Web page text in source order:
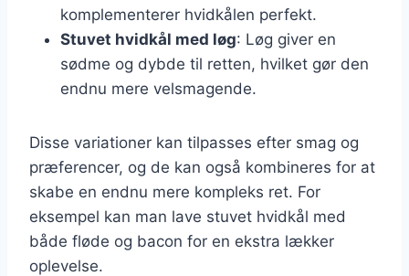
komplementerer hvidkålen perfekt.
Stuvet hvidkål med løg: Løg giver en
sødme og dybde til retten, hvilket gør den
endnu mere velsmagende.
Disse variationer kan tilpasses efter smag og
præferencer, og de kan også kombineres for at
skabe en endnu mere kompleks ret. For
eksempel kan man lave stuvet hvidkål med
både fløde og bacon for en ekstra lækker
oplevelse.